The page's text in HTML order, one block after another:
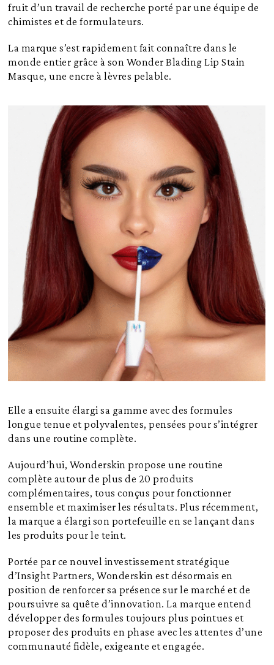
fruit d’un travail de recherche porté par une équipe de
chimistes et de formulateurs.
La marque s’est rapidement fait connaître dans le
monde entier grâce à son Wonder Blading Lip Stain
Masque, une encre à lèvres pelable.
Elle a ensuite élargi sa gamme avec des formules
longue tenue et polyvalentes, pensées pour s’intégrer
dans une routine complète.
Aujourd’hui, Wonderskin propose une routine
complète autour de plus de 20 produits
complémentaires, tous conçus pour fonctionner
ensemble et maximiser les résultats. Plus récemment,
la marque a élargi son portefeuille en se lançant dans
les produits pour le teint.
Portée par ce nouvel investissement stratégique
d’Insight Partners, Wonderskin est désormais en
position de renforcer sa présence sur le marché et de
poursuivre sa quête d’innovation. La marque entend
développer des formules toujours plus pointues et
proposer des produits en phase avec les attentes d’une
communauté fidèle, exigeante et engagée.